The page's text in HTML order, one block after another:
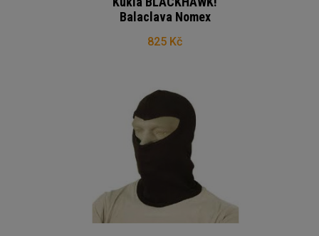
Balaclava Nomex
825 Kč